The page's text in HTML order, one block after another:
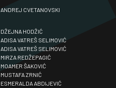
ANDREJ CVETANOVSKI
DŽEJNA HODŽIĆ
ADISA VATREŠ SELIMOVIĆ
ADISA VATREŠ SELIMOVIĆ
MIRZA REDŽEPAGIĆ
MOAMER ŠAKOVIĆ
MUSTAFA ZRNIĆ
ESMERALDA ABDIJEVIĆ